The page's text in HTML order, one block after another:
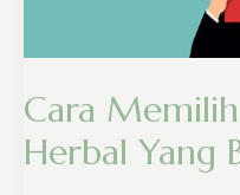
Cara
Herbal Yang